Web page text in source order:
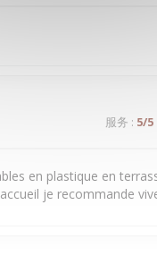
服务 : 5/5
en plastique en
je recommande